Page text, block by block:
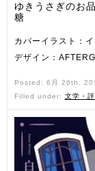
ゆきうさぎのお
糖
カバーイラスト：
デザイン：
Posted: 6月 26th,
Filled under: 文学・